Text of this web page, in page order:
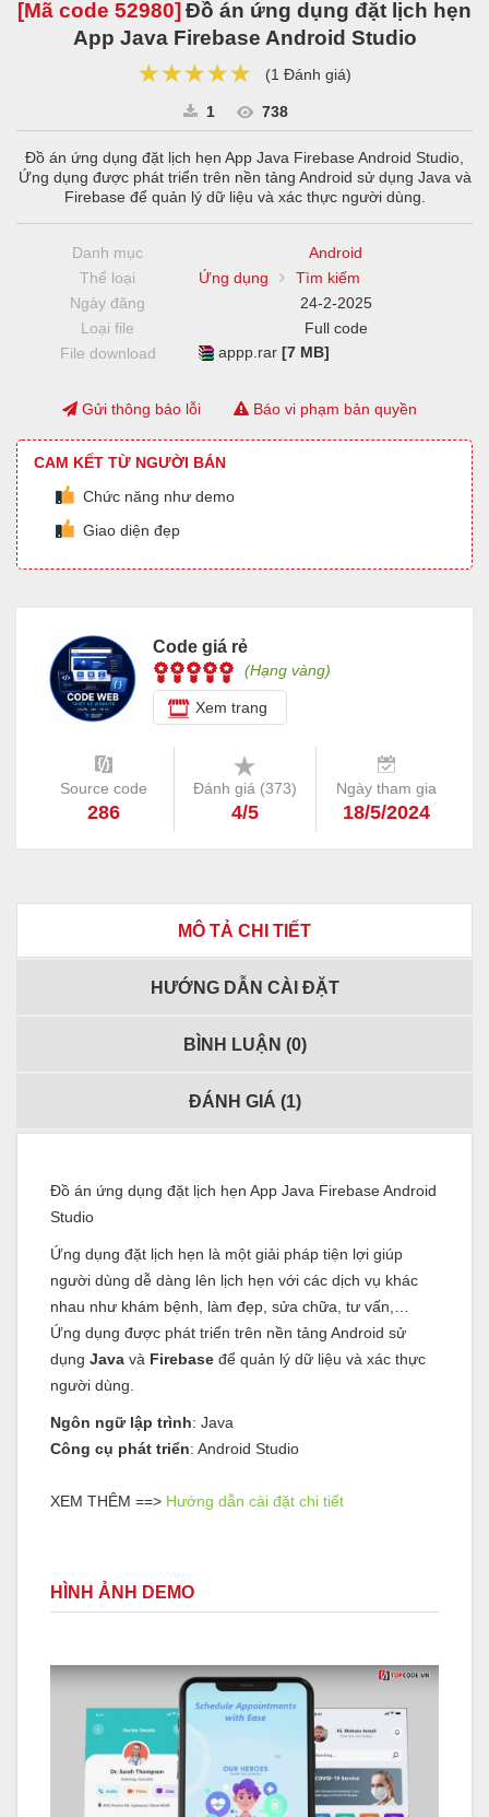
[Mã code 52980] Đồ án ứng dụng đặt lịch hẹn
App Java Firebase Android Studio
★★★★★
★★★★★
★★★★★ (1 Đánh giá)
1 738
Đồ án ứng dụng đặt lịch hẹn App Java Firebase Android Studio,
Ứng dụng được phát triển trên nền tảng Android sử dụng Java và
Firebase để quản lý dữ liệu và xác thực người dùng.
Danh mục
Android
Thể loại
Ứng dụng
Tìm kiếm
Ngày đăng
24-2-2025
Loại file
Full code
File download
appp.rar[7 MB]
Gửi thông báo lỗi Báo vi phạm bản quyền
CAM KẾT TỪ NGƯỜI BÁN
Chức năng như demo
Giao diện đẹp
Code giá rẻ
(Hạng vàng)
Xem trang
Source code
286
Đánh giá (373)
4/5
Ngày tham gia
18/5/2024
MÔ TẢ CHI TIẾT
HƯỚNG DẪN CÀI ĐẶT
BÌNH LUẬN (0)
ĐÁNH GIÁ (1)
Đồ án ứng dụng đặt lịch hẹn App Java Firebase Android
Studio
Ứng dụng đặt lịch hẹn là một giải pháp tiện lợi giúp
người dùng dễ dàng lên lịch hẹn với các dịch vụ khác
nhau như khám bệnh, làm đẹp, sửa chữa, tư vấn,…
Ứng dụng được phát triển trên nền tảng Android sử
dụng Java và Firebase để quản lý dữ liệu và xác thực
người dùng.
Ngôn ngữ lập trình: Java
Công cụ phát triển: Android Studio
XEM THÊM ==> Hướng dẫn cài đặt chi tiết
HÌNH ẢNH DEMO